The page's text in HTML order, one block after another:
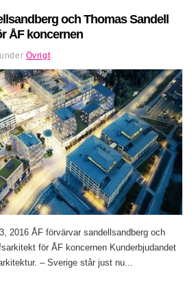
och Thomas Sandell
ÅF koncernen
under Övrigt.
2016 ÅF förvärvar sandellsandberg och
för ÅF koncernen Kunderbjudandet
– Sverige står just nu...